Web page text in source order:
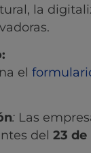
la
el
: Las
del 23 de